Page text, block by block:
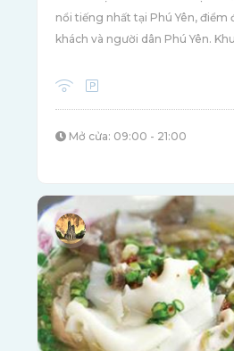
nổi tiếng nhất tại Phú Yên, điểm
khách và người dân Phú Yên.
Mở cửa: 09:00 - 21:00